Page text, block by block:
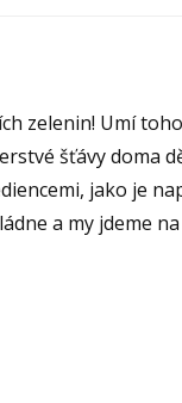
zelenin! Umí
šťávy doma
jako je
a my jdeme